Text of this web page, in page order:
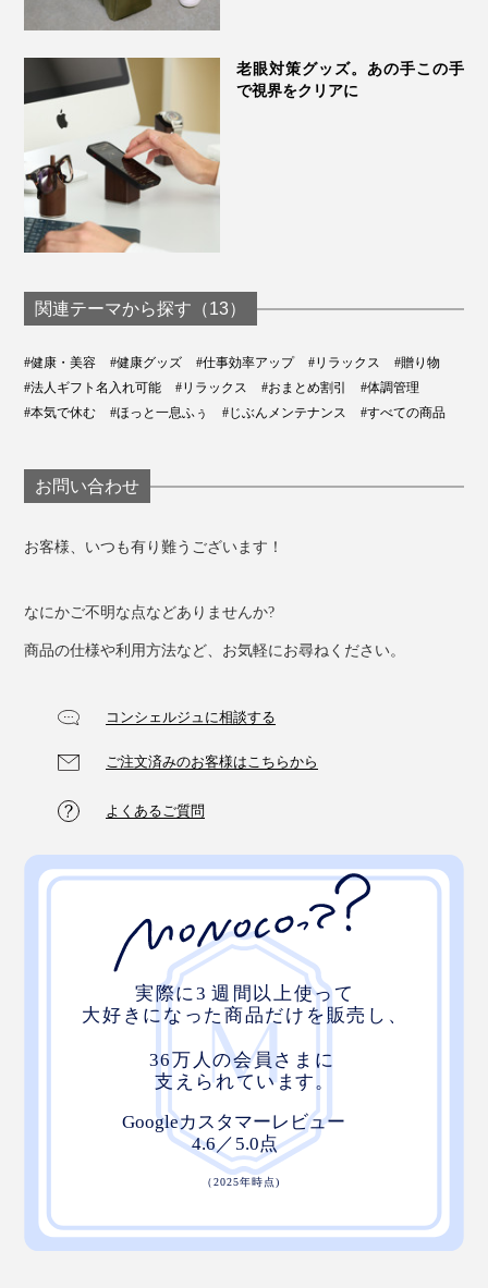
老眼対策グッズ。あの手この手
で視界をクリアに
関連テーマから探す（13）
#健康・美容 #健康グッズ #仕事効率アップ #リラックス
#贈り物
#法人ギフト名入れ可能
#リラックス #おまとめ割引
#体調管理
#本気で休む
#ほっと一息ふぅ #じぶんメンテナンス #すべての商品
お問い合わせ
お客様、いつも有り難うございます！
なにかご不明な点などありませんか?
商品の仕様や利用方法など、お気軽にお尋ねください。
コンシェルジュに相談する
ご注文済みのお客様はこちらから
よくあるご質問